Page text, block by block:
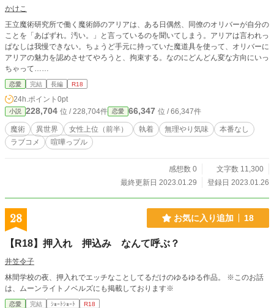
かけこ
王立魔術研究所で働く魔術師のアリアは、ある日偶然、同僚のオリバーが自分の
ことを「あばずれ。汚い。」と言っているのを聞いてしまう。アリアは言われっ
ぱなしは我慢できない。ちょうど手元に持っていた魔道具を使って、オリバーに
アリアの魅力を認めさせてやろうと、拘束する。なのにどんどん変な方向にいっ
ちゃって……
恋愛 完結 長編 R18
24h.ポイント 0pt
小説 228,704 位 / 228,704件 恋愛 66,347 位 / 66,347件
魔術 異世界 女性上位（前半） 執着 無理やり気味
本番なし
ラブコメ
喧嘩っプル
感想数 0
文字数 11,300
最終更新日 2023.01.29
登録日 2023.01.26
28 お気に入り追加 18
【R18】押入れ 押込み なんて呼ぶ？
井笠令子
林間学校の夜、押入れでエッチなことしてるだけのゆるゆる作品。 ※このお話
は、ムーンライトノベルズにも掲載しております※
恋愛 完結 ｼｮｰﾄｼｮｰﾄ R18